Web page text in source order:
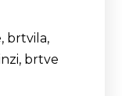
brtvila,
brtve